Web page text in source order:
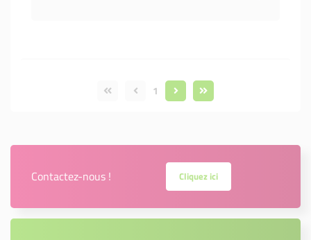
1
Contactez-nous ! Cliquez ici